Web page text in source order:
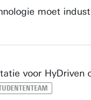
moet
voor HyDriven